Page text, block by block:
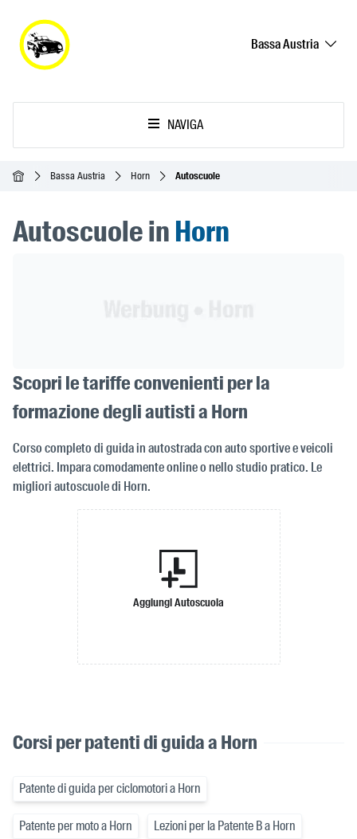
Bassa Austria
NAVIGA
Home Bassa Austria Horn Autoscuole
Autoscuole inHorn
Scopri le tariffe convenienti per la
formazione degli autisti a Horn
Corso completo di guida in autostrada con auto sportive e veicoli
elettrici. Impara comodamente online o nello studio pratico. Le
migliori autoscuole di Horn.
Aggiungi Autoscuola
Corsi per patenti di guida a Horn
Patente di guida per ciclomotori a Horn
Patente per moto a Horn Lezioni per la Patente B a Horn